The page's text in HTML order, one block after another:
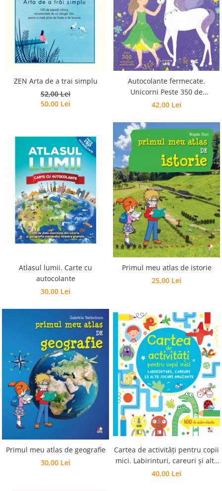
Reviste
Știință si natură
Vârstă
10+ ani
toate vârstele
Editura Univers
Cera
Editura Aramis
Editura Arthur
Editura Bookzone
Editura Cartemma
Editura Casa
Editura Corint
Editura Frontiera
Editura Gama
Editura Kreativ
Editura Litera
Editura Lizuka Educativ
Editura Nemira
Editura Nomina
Editura Pandora M
Editura Portocala Albastră
Editura Scriptum
Editura Sophia
ZEN Arta de a trai simplu
52,00 Lei
50,00 Lei
Autocolante fermecate.
Unicorni Peste 350 de
autocolante reutilizabile
42,00 Lei
Atlasul lumii. Carte cu
autocolante
30,00 Lei
Primul meu atlas de istorie
25,00 Lei
Primul meu atlas de geografie
30,00 Lei
Cartea de activități pentru copii
mici. Labirinturi, careuri și alte
jocuri amuzante
40,00 Lei